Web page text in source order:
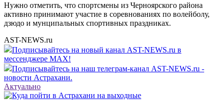
Нужно отметить, что спортсмены из Черноярского района
активно принимают участие в соревнованиях по волейболу,
дзюдо и мунципальных спортивных праздниках.
AST-NEWS.ru
Подписывайтесь на новый канал AST-NEWS.ru в
мессенджере MAX!
Подписывайтесь на наш телеграм-канал AST-NEWS.ru -
новости Астрахани.
Актуально